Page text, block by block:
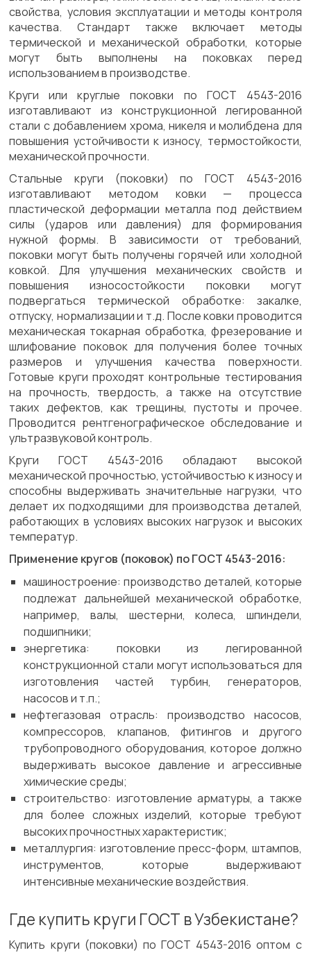
свойства, условия эксплуатации и методы контроля
качества. Стандарт также включает методы
термической и механической обработки, которые
могут быть выполнены на поковках перед
использованием в производстве.
Круги или круглые поковки по ГОСТ 4543-2016
изготавливают из конструкционной легированной
стали с добавлением хрома, никеля и молибдена для
повышения устойчивости к износу, термостойкости,
механической прочности.
Стальные круги (поковки) по ГОСТ 4543-2016
изготавливают методом ковки — процесса
пластической деформации металла под действием
силы (ударов или давления) для формирования
нужной формы. В зависимости от требований,
поковки могут быть получены горячей или холодной
ковкой. Для улучшения механических свойств и
повышения износостойкости поковки могут
подвергаться термической обработке: закалке,
отпуску, нормализации и т.д. После ковки проводится
механическая токарная обработка, фрезерование и
шлифование поковок для получения более точных
размеров и улучшения качества поверхности.
Готовые круги проходят контрольные тестирования
на прочность, твердость, а также на отсутствие
таких дефектов, как трещины, пустоты и прочее.
Проводится рентгенографическое обследование и
ультразвуковой контроль.
Круги ГОСТ 4543-2016 обладают высокой
механической прочностью, устойчивостью к износу и
способны выдерживать значительные нагрузки, что
делает их подходящими для производства деталей,
работающих в условиях высоких нагрузок и высоких
температур.
Применение кругов (поковок) по ГОСТ 4543-2016:
машиностроение: производство деталей, которые
подлежат дальнейшей механической обработке,
например, валы, шестерни, колеса, шпиндели,
подшипники;
энергетика: поковки из легированной
конструкционной стали могут использоваться для
изготовления частей турбин, генераторов,
насосов и т.п.;
нефтегазовая отрасль: производство насосов,
компрессоров, клапанов, фитингов и другого
трубопроводного оборудования, которое должно
выдерживать высокое давление и агрессивные
химические среды;
строительство: изготовление арматуры, а также
для более сложных изделий, которые требуют
высоких прочностных характеристик;
металлургия: изготовление пресс-форм, штампов,
инструментов, которые выдерживают
интенсивные механические воздействия.
Где купить круги ГОСТ в Узбекистане?
Купить круги (поковки) по ГОСТ 4543-2016 оптом с